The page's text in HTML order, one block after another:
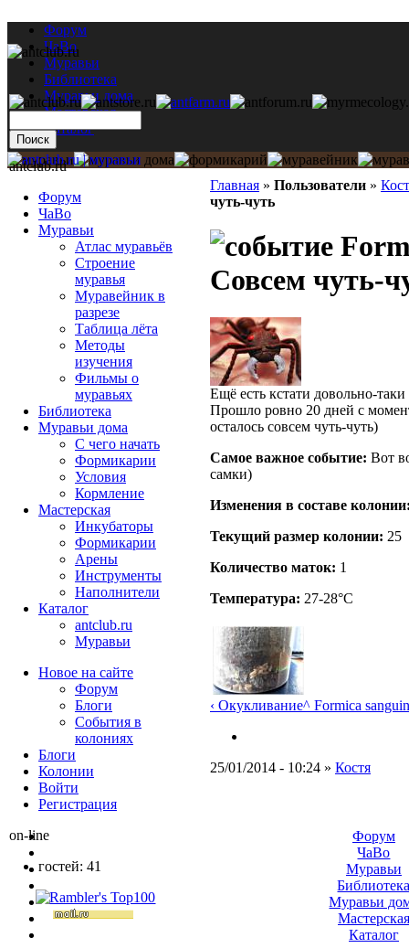
Форум
ЧаВо
Муравьи
Библиотека
Муравьи дома
Мастерская
Каталог
Главная » Пользователи »
чуть-чуть
Совсем чуть-
Ещё есть кстати довольно-
Прошло ровно 20 дней с
осталось совсем чуть-чуть)
Самое важное событие: Вот
самки)
Изменения в составе
Текущий размер кoлонии: 25
Количество маток: 1
Температура: 27-28°C
‹ Окукливание^ Formica
25/01/2014 - 10:24 » Костя
antclub.ru
Форум
ЧаВо
Муравьи
Атлас муравьёв
Строение
муравья
Муравейник в
разрезе
Таблица лёта
Методы
изучения
Фильмы о
муравьях
Библиотека
Муравьи дома
С чего начать
Формикарии
Условия
Кормление
Мастерская
Инкубаторы
Формикарии
Арены
Инструменты
Наполнители
Каталог
antclub.ru
Муравьи
Новое на сайте
Форум
Блоги
События в
колониях
Блоги
Колонии
Войти
Peгиcтpaция
on-line
гостей: 41
Форум
ЧаВо
Муравьи
Муравьи
Мастерская
Каталог